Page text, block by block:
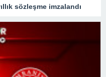
sözleşme imzalandı